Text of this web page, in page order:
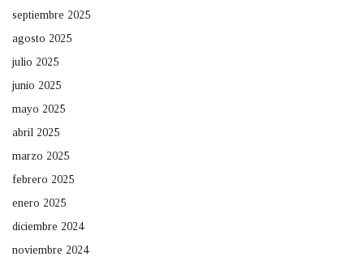
septiembre 2025
agosto 2025
julio 2025
junio 2025
mayo 2025
abril 2025
marzo 2025
febrero 2025
enero 2025
diciembre 2024
noviembre 2024